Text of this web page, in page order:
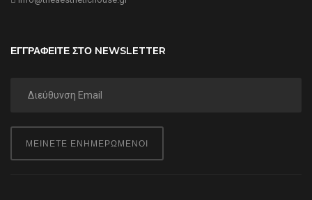
ΕΓΓΡΑΦΕΙΤΕ ΣΤΟ NEWSLETTER
ΜΕΙΝΕΤΕ ΕΝΗΜΕΡΩΜΕΝΟΙ